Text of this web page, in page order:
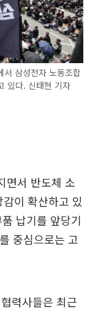
삼성전자 노동조합
있다. 신태현 기자
면서 반도체 소
감이 확산하고 있
납기를 앞당기
중심으로는 고
력사들은 최근